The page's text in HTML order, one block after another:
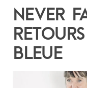
NEVER
BLEUE